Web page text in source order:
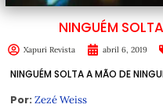
NINGUÉM
Xapuri Revista abril 6, 2019
NINGUÉM SOLTA A MÃO DE
Por: Zezé Weiss